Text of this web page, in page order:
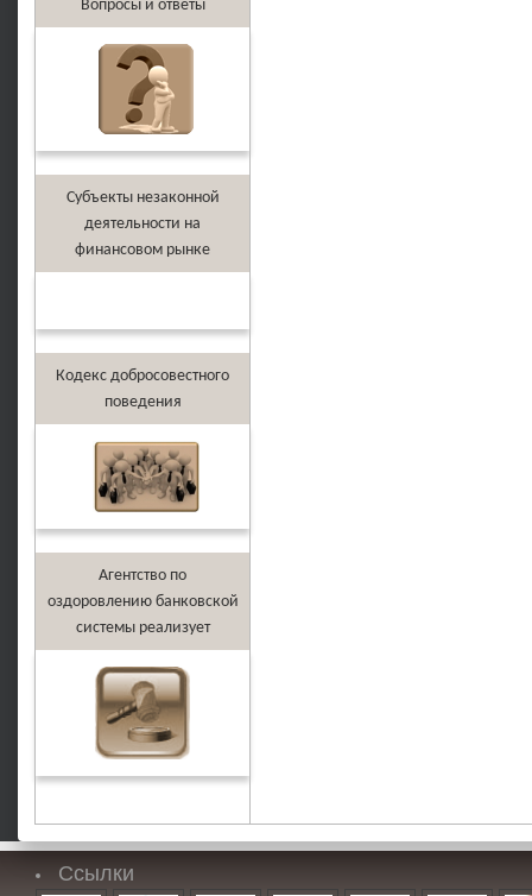
Вопросы и ответы
Субъекты незаконной
деятельности на
финансовом рынке
Кодекс добросовестного
поведения
Агентство по
оздоровлению банковской
системы реализует
Ссылки